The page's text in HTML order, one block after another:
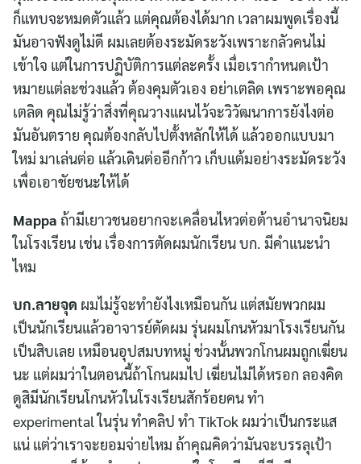
ก็แทบจะหมดตัวแล้ว แต่คุณต้องได้มาก เวลาผมพูดเรื่องนี้
มันอาจฟังดูไม่ดี ผมเลยต้องระมัดระวังเพราะกลัวคนไม่
เข้าใจ แต่ในการปฏิบัติการแต่ละครั้ง เมื่อเรากำหนดเป้า
หมายแต่ละช่วงแล้ว ต้องคุมตัวเอง อย่าเตลิด เพราะพอคุณ
เตลิด คุณไม่รู้ว่าสิ่งที่คุณวางแผนไว้จะวิวัฒนาการยังไงต่อ
มันอันตราย คุณต้องกลับไปตั้งหลักให้ได้ แล้วออกแบบมา
ใหม่ มาเล่นต่อ แล้วเดินต่ออีกก้าว เก็บแต้มอย่างระมัดระวัง
เพื่อเอาชัยชนะให้ได้
Mappa ถ้ามีเยาวชนอยากจะเคลื่อนไหวต่อต้านอำนาจนิยม
ในโรงเรียน เช่น เรื่องการตัดผมนักเรียน บก. มีคำแนะนำ
ไหม
บก.ลายจุด ผมไม่รู้จะทำยังไงเหมือนกัน แต่สมัยพวกผม
เป็นนักเรียนแล้วอาจารย์ตัดผม รุ่นผมโกนหัวมาโรงเรียนกัน
เป็นสิบเลย เหมือนอุปสมบทหมู่ ช่วงนั้นพวกโกนผมถูกเฆี่ยน
นะ แต่ผมว่าในตอนนี้ถ้าโกนผมไป เฆี่ยนไม่ได้หรอก ลองคิด
ดูสิมีนักเรียนโกนหัวในโรงเรียนสักร้อยคน ทำ
experimental ในรุ่น ทำคลิป ทำ TikTok ผมว่าเป็นกระแส
แน่ แต่ว่าเราจะยอมจ่ายไหม ถ้าคุณคิดว่ามันจะบรรลุเป้า